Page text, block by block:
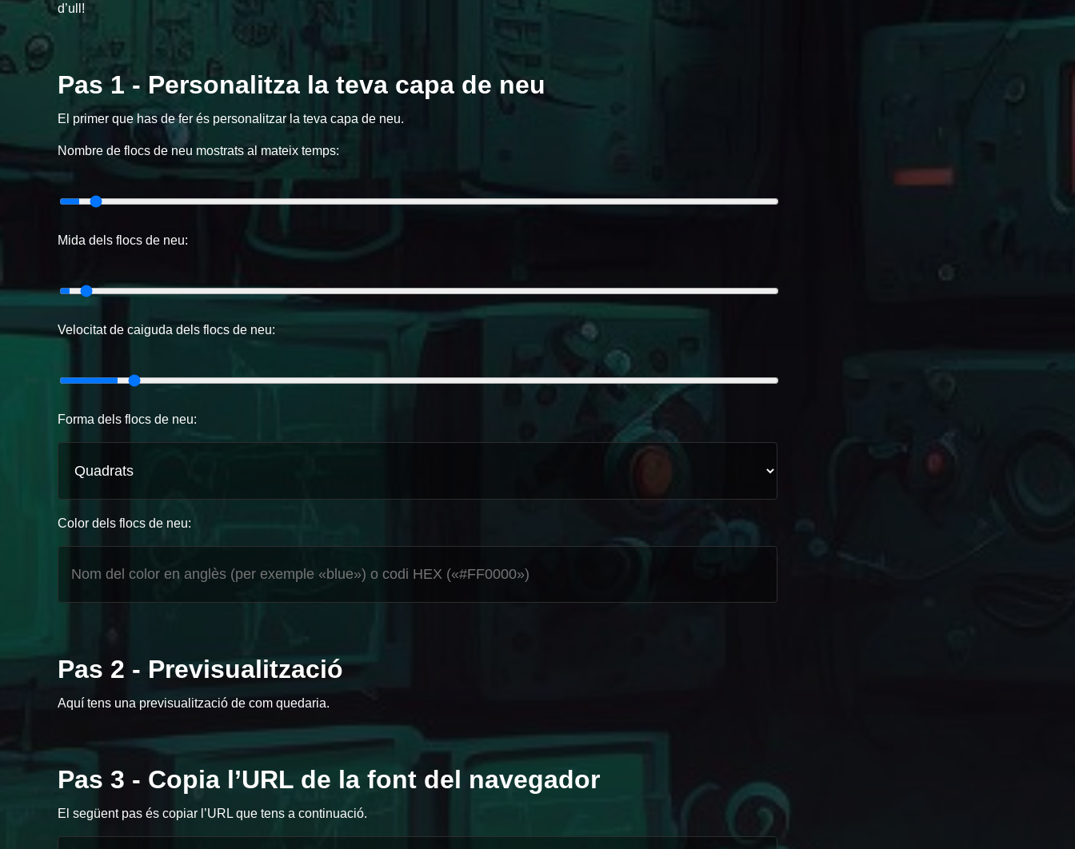
d’ull!
Pas 1 - Personalitza la teva capa de neu
El primer que has de fer és personalitzar la teva capa de neu.
Nombre de flocs de neu mostrats al mateix temps:
Mida dels flocs de neu:
Velocitat de caiguda dels flocs de neu:
Forma dels flocs de neu:
Color dels flocs de neu:
Pas 2 - Previsualització
Aquí tens una previsualització de com quedaria.
Pas 3 - Copia l’URL de la font del navegador
El següent pas és copiar l’URL que tens a continuació.